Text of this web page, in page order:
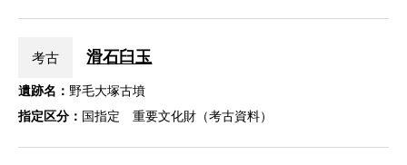
考古 滑石臼玉
遺跡名： 野毛大塚古墳
指定区分： 国指定 重要文化財（考古資料）